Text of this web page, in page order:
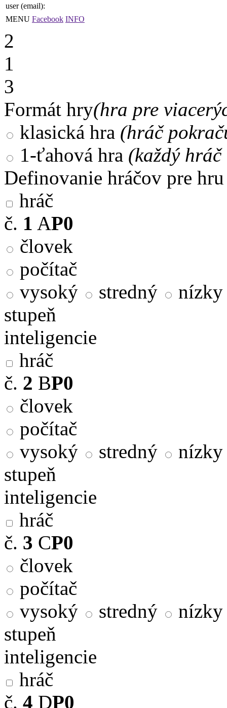
user (email):
MENU Facebook INFO
2
1
3
Formát hry(hra pre
klasická hra (hráč
1-ťahová hra (každý
Definovanie hráčov pre hru
hráč
č. 1 AP0
človek
počítač
vysoký
stredný
nízky
stupeň
inteligencie
hráč
č. 2 BP0
človek
počítač
vysoký
stredný
nízky
stupeň
inteligencie
hráč
č. 3 CP0
človek
počítač
vysoký
stredný
nízky
stupeň
inteligencie
hráč
č. 4 DP0